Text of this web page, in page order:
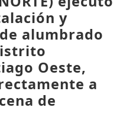
y
alumbrado
Oeste,
a
de